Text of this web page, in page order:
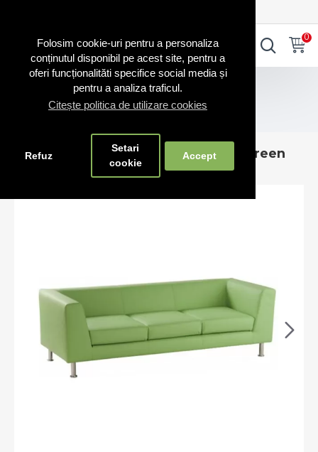
Folosim cookie-uri pentru a personaliza
conținutul disponibil pe acest site, pentru a
oferi funcționalităti specifice social media și
pentru a analiza traficul.
Citește politica de utilizare cookies
Refuz
Setari
cookie
Accept
0
Scaune RO
Canapele și fotolii fabricate în România – confort și stil
Canapea tapițată Notre Dame 103 Green